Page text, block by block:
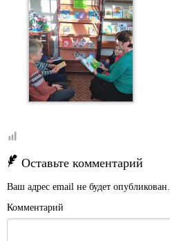
Оставьте комментарий
Ваш адрес email не будет опубликован.
Комментарий